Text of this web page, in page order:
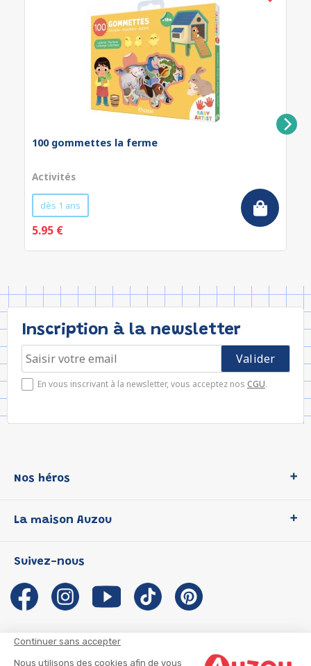
Continuer sans accepter
Nous utilisons des cookies afin de vous
100 gommettes la ferme
Activités
dès 1 ans
5.95 €
Inscription à la newsletter
En vous inscrivant à la newsletter, vous acceptez nos CGU.
Nos héros
P'tit Loup
Les Influenceuses
Migali
Petite Taupe
La maison Auzou
Notre histoire
Auzou s'engage
Auteurs et illustrateurs Auzou
Suivez-nous